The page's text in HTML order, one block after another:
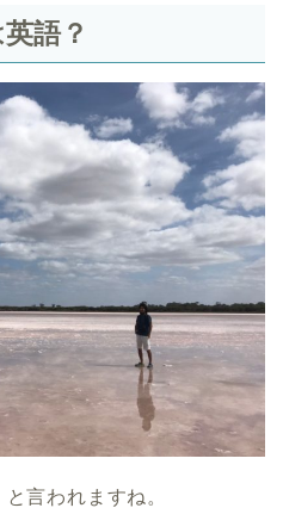
語？
と言われますね。